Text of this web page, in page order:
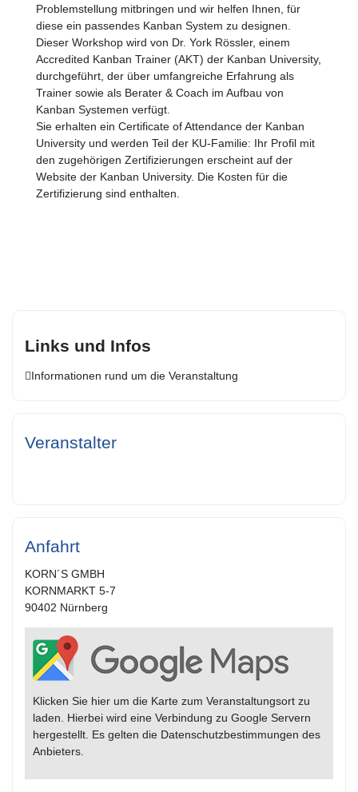
Problemstellung mitbringen und wir helfen Ihnen, für
diese ein passendes Kanban System zu designen.
Dieser Workshop wird von Dr. York Rössler, einem
Accredited Kanban Trainer (AKT) der Kanban University,
durchgeführt, der über umfangreiche Erfahrung als
Trainer sowie als Berater & Coach im Aufbau von
Kanban Systemen verfügt.
Sie erhalten ein Certificate of Attendance der Kanban
University und werden Teil der KU-Familie: Ihr Profil mit
den zugehörigen Zertifizierungen erscheint auf der
Website der Kanban University. Die Kosten für die
Zertifizierung sind enthalten.
Links und Infos
Informationen rund um die Veranstaltung
Veranstalter
Anfahrt
KORN´S GMBH
KORNMARKT 5-7
90402 Nürnberg
Klicken Sie hier um die Karte zum Veranstaltungsort zu
laden. Hierbei wird eine Verbindung zu Google Servern
hergestellt. Es gelten die Datenschutzbestimmungen des
Anbieters.